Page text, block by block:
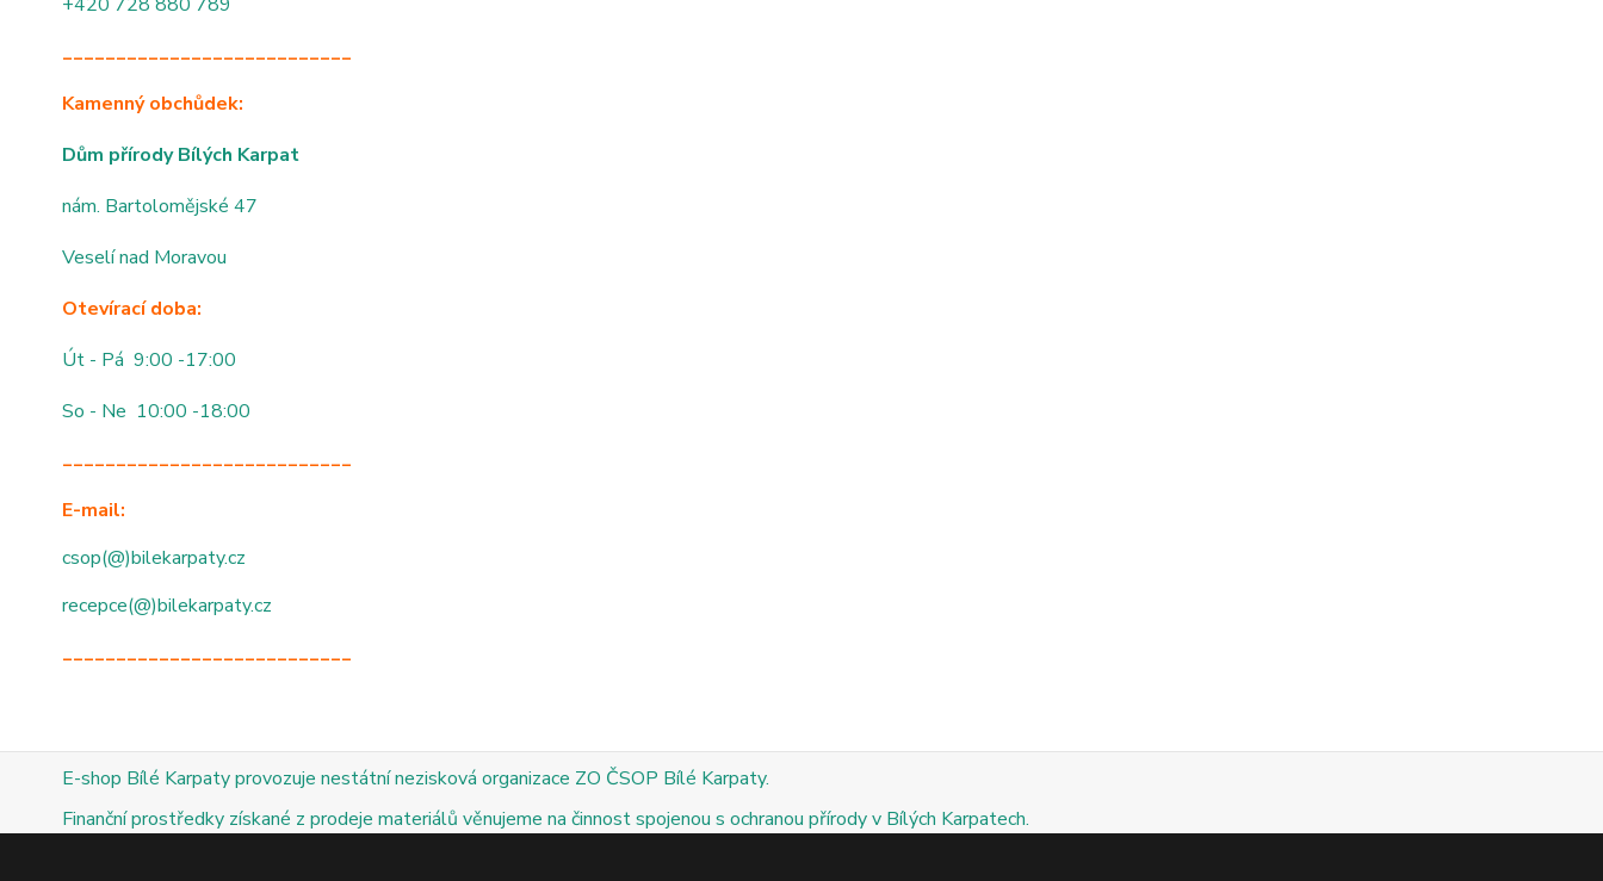
___________________________
Kamenný obchůdek:
Dům přírody Bílých Karpat
nám. Bartolomějské 47
Veselí nad Moravou
Otevírací doba:
Út - Pá 9:00 -17:00
So - Ne 10:00 -18:00
___________________________
E-mail:
csop(@)bilekarpaty.cz
recepce(@)bilekarpaty.cz
___________________________
E-shop Bílé Karpaty provozuje nestátní nezisková organizace ZO ČSOP Bílé Karpaty.
Finanční prostředky získané z prodeje materiálů věnujeme na činnost spojenou s ochranou přírody v Bílých Karpatech.